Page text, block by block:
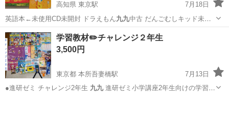
高知県 東京駅
7月18日
英語本←未使用CD未開封 ドラえもん九九中古 だんごむしキッド未使
用ですが 箱…
高知 高知市 東京駅 用品
学習教材✏️チャレンジ２年生
3,500円
東京都 本所吾妻橋駅
7月13日
●進研ゼミ チャレンジ2年生 九九進研ゼミ小学講座2年生向けの学習教